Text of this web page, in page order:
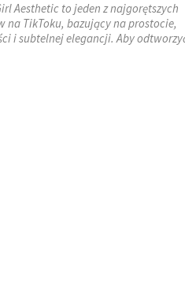
Aesthetic to jeden z najgorętszych
na TikToku, bazujący na prostocie,
i subtelnej elegancji. Aby